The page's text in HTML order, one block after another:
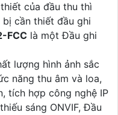
của đầu thu thì
cần thiết đầu ghi
FCC là một Đầu ghi
lượng hình ảnh sắc
năng thu âm và loa,
tích hợp công nghệ IP
sáng ONVIF, Đầu